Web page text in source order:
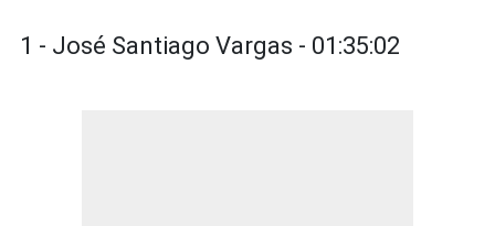
1 - José Santiago Vargas - 01:35:02